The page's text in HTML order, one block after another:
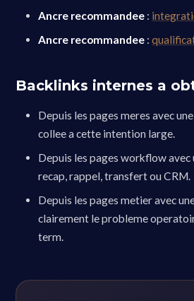
Ancre recommandee :
Ancre recommandee :
Backlinks internes a
Depuis les pages meres avec
collee a cette intention large.
Depuis les pages workflow
recap, rappel, transfert ou CRM.
Depuis les pages metier avec
clairement le probleme
term.